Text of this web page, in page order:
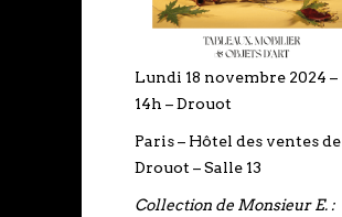
Lundi 18 novembre 2024 –
14h – Drouot
Paris – Hôtel des ventes de
Drouot – Salle 13
Collection de Monsieur E. :